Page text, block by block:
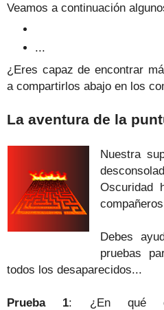
Veamos a continuación
...
¿Eres capaz de encontrar
a compartirlos abajo en los
La aventura de la
Nuestra
Oscuridad
Debes
pruebas
todos los desaparecidos...
Prueba 1: ¿En qué